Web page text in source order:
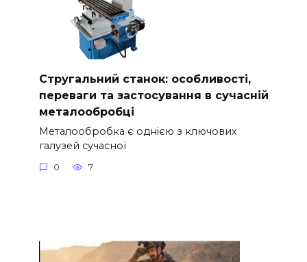
Стругальний станок: особливості,
переваги та застосування в сучасній
металообробці
Металообробка є однією з ключових
галузей сучасної
0 7